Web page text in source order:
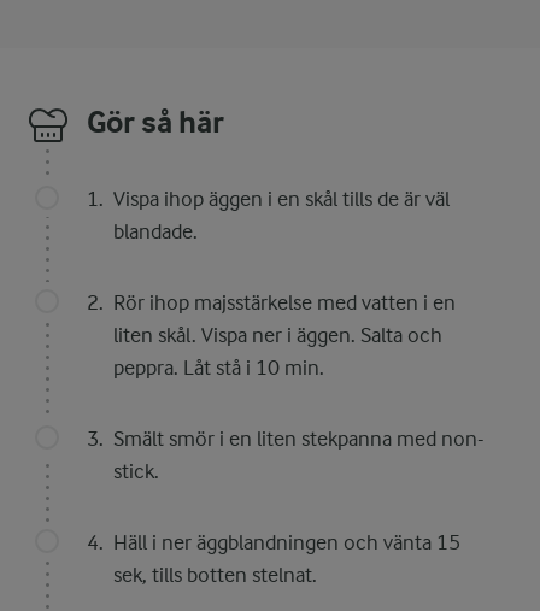
Gör så här
Vispa ihop äggen i en skål tills de är väl
blandade.
Rör ihop majsstärkelse med vatten i en
liten skål. Vispa ner i äggen. Salta och
peppra. Låt stå i 10 min.
Smält smör i en liten stekpanna med non-
stick.
Häll i ner äggblandningen och vänta 15
sek, tills botten stelnat.